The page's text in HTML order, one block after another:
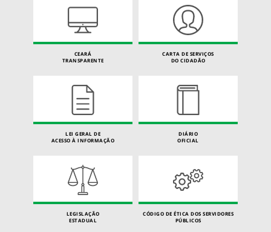
CEARÁ
TRANSPARENTE
CARTA DE SERVIÇOS
DO CIDADÃO
LEI GERAL DE
ACESSO À INFORMAÇÃO
DIÁRIO
OFICIAL
LEGISLAÇÃO
ESTADUAL
CÓDIGO DE ÉTICA DOS SERVIDORES
PÚBLICOS